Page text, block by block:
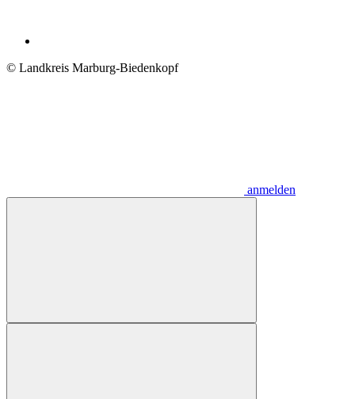
© Landkreis Marburg-Biedenkopf
anmelden